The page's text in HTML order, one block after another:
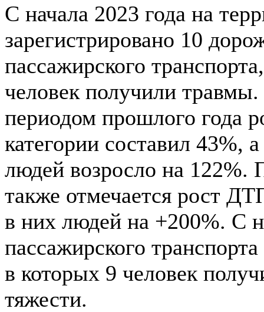
С начала 2023 года на
зарегистрировано 10
пассажирского
человек получили
периодом прошлого года
категории составил 43%,
людей возросло на 122%.
также отмечается рост
в них людей на +200%. С
пассажирского
в которых 9 человек
тяжести.